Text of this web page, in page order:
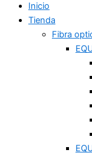
Inicio
Tienda
Fibra